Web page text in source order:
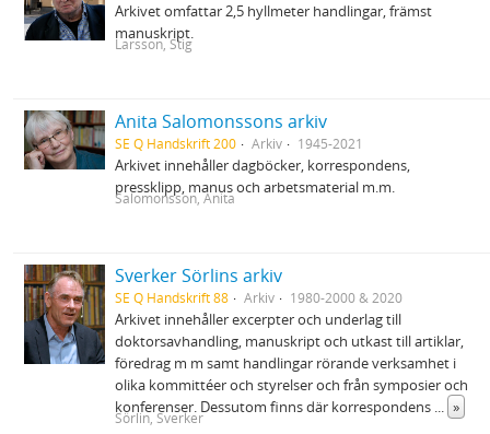
Arkivet omfattar 2,5 hyllmeter handlingar, främst
manuskript.
Larsson, Stig
Anita Salomonssons arkiv
SE Q Handskrift 200 Arkiv 1945-2021
Arkivet innehåller dagböcker, korrespondens,
pressklipp, manus och arbetsmaterial m.m.
Salomonsson, Anita
Sverker Sörlins arkiv
SE Q Handskrift 88 Arkiv 1980-2000 & 2020
Arkivet innehåller excerpter och underlag till
doktorsavhandling, manuskript och utkast till artiklar,
föredrag m m samt handlingar rörande verksamhet i
olika kommittéer och styrelser och från symposier och
konferenser. Dessutom finns där korrespondens ... »
Sörlin, Sverker